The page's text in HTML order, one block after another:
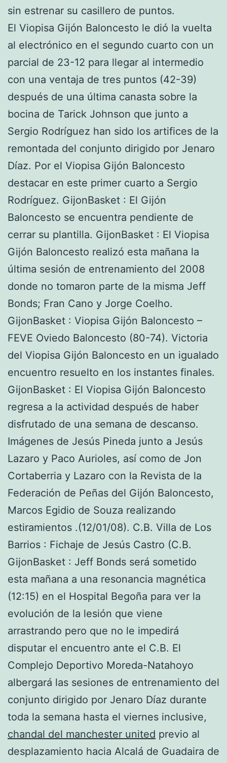
sin estrenar su casillero de puntos.
El Viopisa Gijón Baloncesto le dió la vuelta
al electrónico en el segundo cuarto con un
parcial de 23-12 para llegar al intermedio
con una ventaja de tres puntos (42-39)
después de una última canasta sobre la
bocina de Tarick Johnson que junto a
Sergio Rodríguez han sido los artifices de la
remontada del conjunto dirigido por Jenaro
Díaz. Por el Viopisa Gijón Baloncesto
destacar en este primer cuarto a Sergio
Rodríguez. GijonBasket : El Gijón
Baloncesto se encuentra pendiente de
cerrar su plantilla. GijonBasket : El Viopisa
Gijón Baloncesto realizó esta mañana la
última sesión de entrenamiento del 2008
donde no tomaron parte de la misma Jeff
Bonds; Fran Cano y Jorge Coelho.
GijonBasket : Viopisa Gijón Baloncesto –
FEVE Oviedo Baloncesto (80-74). Victoria
del Viopisa Gijón Baloncesto en un igualado
encuentro resuelto en los instantes finales.
GijonBasket : El Viopisa Gijón Baloncesto
regresa a la actividad después de haber
disfrutado de una semana de descanso.
Imágenes de Jesús Pineda junto a Jesús
Lazaro y Paco Aurioles, así como de Jon
Cortaberria y Lazaro con la Revista de la
Federación de Peñas del Gijón Baloncesto,
Marcos Egidio de Souza realizando
estiramientos .(12/01/08). C.B. Villa de Los
Barrios : Fichaje de Jesús Castro (C.B.
GijonBasket : Jeff Bonds será sometido
esta mañana a una resonancia magnética
(12:15) en el Hospital Begoña para ver la
evolución de la lesión que viene
arrastrando pero que no le impedirá
disputar el encuentro ante el C.B. El
Complejo Deportivo Moreda-Natahoyo
albergará las sesiones de entrenamiento del
conjunto dirigido por Jenaro Díaz durante
toda la semana hasta el viernes inclusive,
chandal del manchester united previo al
desplazamiento hacia Alcalá de Guadaira de